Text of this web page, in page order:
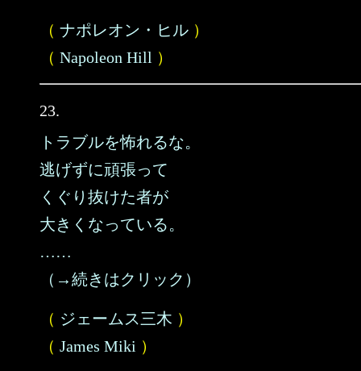
（ ナポレオン・ヒル ）
（ Napoleon Hill ）
23.
トラブルを怖れるな。
逃げずに頑張って
くぐり抜けた者が
大きくなっている。
……
（→続きはクリック）
（ ジェームス三木 ）
（ James Miki ）